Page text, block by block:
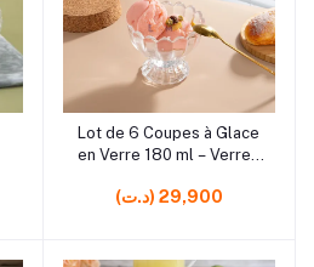
Ajouter au panier
Lot de 6 Coupes à Glace
en Verre 180 ml – Verres
Glace, Fruits et Douceurs
(د.ت) 29,900